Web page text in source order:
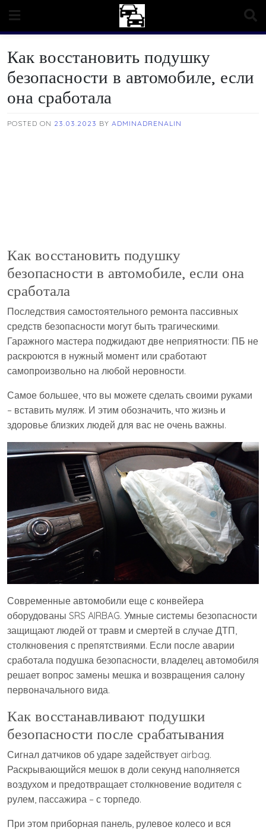
content
Как восстановить подушку
безопасности в автомобиле, если
она сработала
POSTED ON 23.03.2023 BY ADMINADRENALIN
Как восстановить подушку
безопасности в автомобиле, если она
сработала
Последствия самостоятельного ремонта пассивных
средств безопасности могут быть трагическими.
Гаражного мастера поджидают две неприятности: ПБ не
раскроются в нужный момент или сработают
самопроизвольно на любой неровности.
Самое большее, что вы можете сделать своими руками
– вставить муляж. И этим обозначить, что жизнь и
здоровье близких людей для вас не очень важны.
Современные автомобили еще с конвейера
оборудованы SRS AIRBAG. Умные системы безопасности
защищают людей от травм и смертей в случае ДТП,
столкновения с препятствиями. Если после аварии
сработала подушка безопасности, владелец автомобиля
решает вопрос замены мешка и возвращения салону
первоначального вида.
Как восстанавливают подушки
безопасности после срабатывания
Сигнал датчиков об ударе задействует airbag.
Раскрывающийся мешок в доли секунд наполняется
воздухом и предотвращает столкновение водителя с
рулем, пассажира – с торпедо.
При этом приборная панель, рулевое колесо и вся